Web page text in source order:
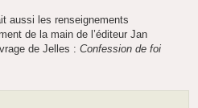
aussi les renseignements
de la main de l’éditeur Jan
de Jelles : Confession de foi